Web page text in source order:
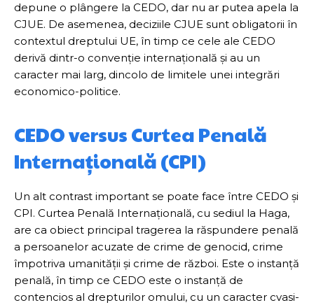
depune o plângere la CEDO, dar nu ar putea apela la
CJUE. De asemenea, deciziile CJUE sunt obligatorii în
contextul dreptului UE, în timp ce cele ale CEDO
derivă dintr-o convenție internațională și au un
caracter mai larg, dincolo de limitele unei integrări
economico-politice.
CEDO versus Curtea Penală
Internațională (CPI)
Un alt contrast important se poate face între CEDO și
CPI. Curtea Penală Internațională, cu sediul la Haga,
are ca obiect principal tragerea la răspundere penală
a persoanelor acuzate de crime de genocid, crime
împotriva umanității și crime de război. Este o instanță
penală, în timp ce CEDO este o instanță de
contencios al drepturilor omului, cu un caracter cvasi-